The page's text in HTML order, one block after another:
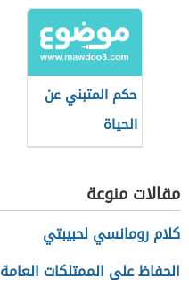
حكم المتبني عن
الحياة
مقالات منوعة
كلام رومانسي لحبيبتي
الحفاظ على الممتلكات العامة